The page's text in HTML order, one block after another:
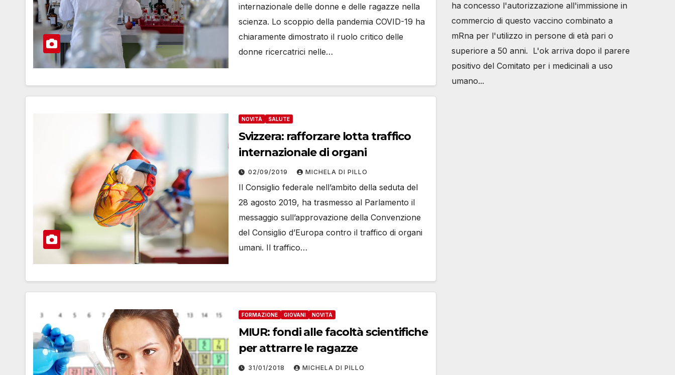
internazionale delle donne e delle ragazze nella
scienza. Lo scoppio della pandemia COVID-19 ha
chiaramente dimostrato il ruolo critico delle
donne ricercatrici nelle…
NOVITÀ SALUTE
Svizzera: rafforzare lotta traffico
internazionale di organi
02/09/2019 MICHELA DI PILLO
Il Consiglio federale nell’ambito della seduta del
28 agosto 2019, ha trasmesso al Parlamento il
messaggio sull’approvazione della Convenzione
del Consiglio d’Europa contro il traffico di organi
umani. Il traffico…
FORMAZIONE GIOVANI NOVITÀ
MIUR: fondi alle facoltà scientifiche
per attrarre le ragazze
31/01/2018 MICHELA DI PILLO
ha concesso l'autorizzazione all'immissione in
commercio di questo vaccino combinato a
mRna per l'utilizzo in persone di età pari o
superiore a 50 anni. L'ok arriva dopo il parere
positivo del Comitato per i medicinali a uso
umano...